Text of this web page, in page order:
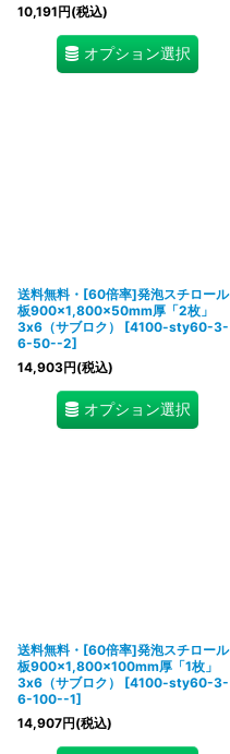
10,191円(税込)
オプション選択
送料無料・[60倍率]発泡スチロール
板900×1,800×50mm厚「2枚」
3x6（サブロク）
[4100-sty60-3-
6-50--2]
14,903円(税込)
オプション選択
送料無料・[60倍率]発泡スチロール
板900×1,800×100mm厚「1枚」
3x6（サブロク）
[4100-sty60-3-
6-100--1]
14,907円(税込)